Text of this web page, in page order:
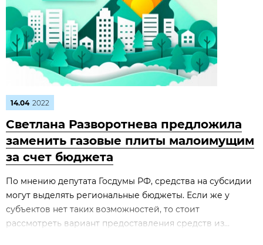
14.04 2022
Светлана Разворотнева предложила
заменить газовые плиты малоимущим
за счет бюджета
По мнению депутата Госдумы РФ, средства на субсидии
могут выделять региональные бюджеты. Если же у
субъектов нет таких возможностей, то стоит
рассмотреть вариант предоставления средств из...